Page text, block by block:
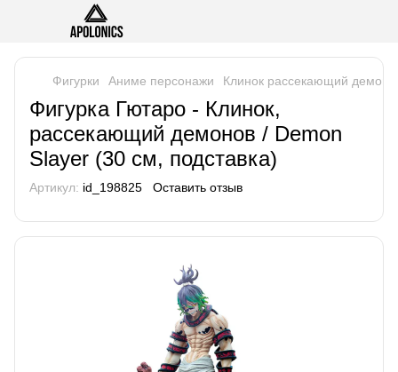
Фигурки Аниме персонажи Клинок рассекающий
Фигурка Гютаро - Клинок,
рассекающий демонов / Demon
Slayer (30 см, подставка)
Артикул: id_198825 Оставить отзыв